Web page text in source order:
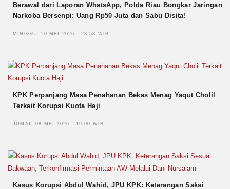
Berawal dari Laporan WhatsApp, Polda Riau Bongkar Jaringan
Narkoba Bersenpi: Uang Rp50 Juta dan Sabu Disita!
MINGGU, 10 MEI 2026 - 23:58 WIB
KPK Perpanjang Masa Penahanan Bekas Menag Yaqut Cholil
Terkait Korupsi Kuota Haji
JUMAT, 08 MEI 2026 - 19:00 WIB
Kasus Korupsi Abdul Wahid, JPU KPK: Keterangan Saksi